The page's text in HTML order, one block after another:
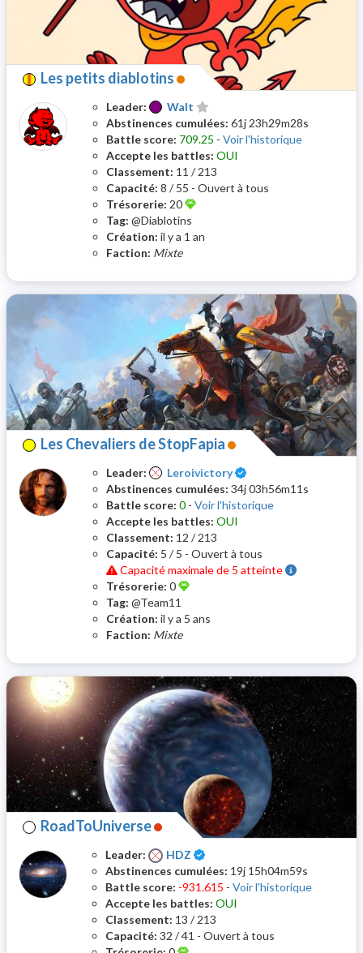
Les petits diablotins
Leader:
Walt
Abstinences cumulées: 61j 23h29m28s
Battle score: 709.25 - Voir l'historique
Accepte les battles: OUI
Classement: 11 / 213
Capacité: 8 / 55 - Ouvert à tous
Trésorerie: 20
Tag: @Diablotins
Création: il y a 1 an
Faction: Mixte
Les Chevaliers de StopFapia
Leader: Leroivictory
Certifié
Abstinences cumulées: 34j 03h56m11s
Battle score: 0 - Voir l'historique
Accepte les battles: OUI
Classement: 12 / 213
Capacité: 5 / 5 - Ouvert à tous
Capacité maximale de 5 atteinte
Trésorerie: 0
Tag: @Team11
Création: il y a 5 ans
Faction: Mixte
RoadToUniverse
Leader: HDZ
Certifié
Abstinences cumulées: 19j 15h04m59s
Battle score: -931.615 - Voir l'historique
Accepte les battles: OUI
Classement: 13 / 213
Capacité: 32 / 41 - Ouvert à tous